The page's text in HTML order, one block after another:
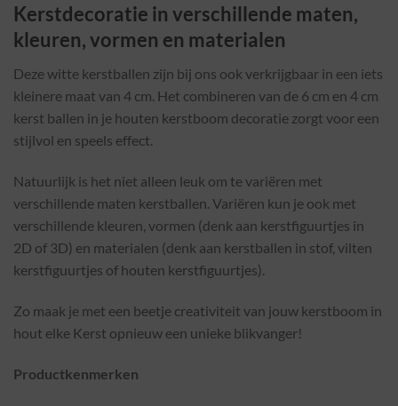
Kerstdecoratie in verschillende maten,
kleuren, vormen en materialen
Deze witte kerstballen zijn bij ons ook verkrijgbaar in een iets
kleinere maat van 4 cm. Het combineren van de 6 cm en 4 cm
kerst ballen in je houten kerstboom decoratie zorgt voor een
stijlvol en speels effect.
Natuurlijk is het niet alleen leuk om te variëren met
verschillende maten kerstballen. Variëren kun je ook met
verschillende kleuren, vormen (denk aan kerstfiguurtjes in
2D of 3D) en materialen (denk aan kerstballen in stof, vilten
kerstfiguurtjes of houten kerstfiguurtjes).
Zo maak je met een beetje creativiteit van jouw kerstboom in
hout elke Kerst opnieuw een unieke blikvanger!
Productkenmerken